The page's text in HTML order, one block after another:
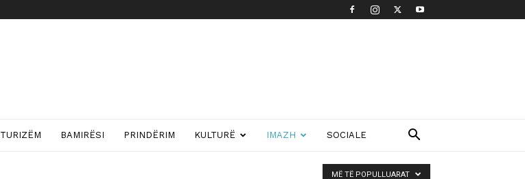
TURIZËM BAMIRËSI PRINDËRIM KULTURË IMAZH SOCIALE
MË TË POPULLUARAT